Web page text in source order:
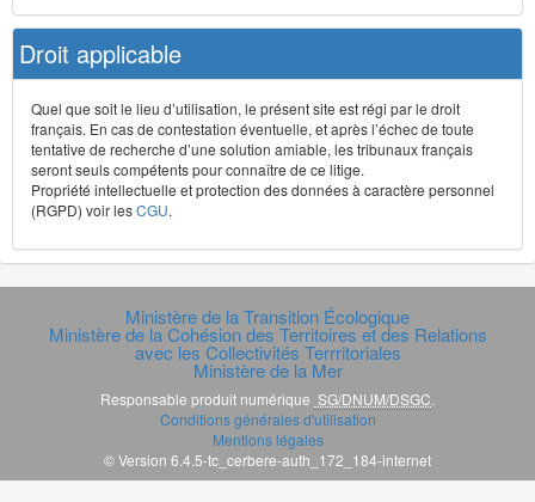
Droit applicable
Quel que soit le lieu d’utilisation, le présent site est régi par le droit
français. En cas de contestation éventuelle, et après l’échec de toute
tentative de recherche d’une solution amiable, les tribunaux français
seront seuls compétents pour connaître de ce litige.
Propriété intellectuelle et protection des données à caractère personnel
(RGPD) voir lesCGU.
Ministère de la Transition Écologique
Ministère de la Cohésion des Territoires et des Relations
avec les Collectivités Terrritoriales
Ministère de la Mer
Responsable produit numérique SG/DNUM/DSGC
Conditions générales d'utilisation
Mentions légales
© Version 6.4.5-tc_cerbere-auth_172_184-internet